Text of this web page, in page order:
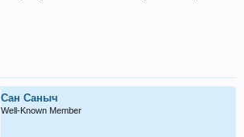
Сан Саныч
Well-Known Member